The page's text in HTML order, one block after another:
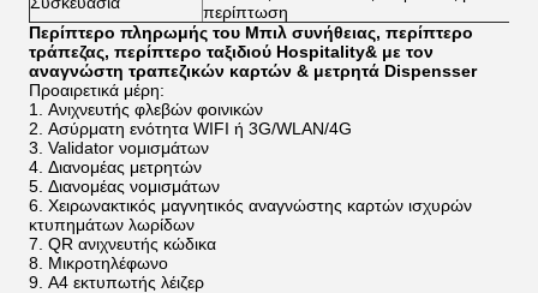
περίπτωση
Περίπτερο πληρωμής του Μπιλ συνήθειας, περίπτερο
τράπεζας, περίπτερο ταξιδιού Hospitality& με τον
αναγνώστη τραπεζικών καρτών & μετρητά Dispensser
Προαιρετικά μέρη:
Ανιχνευτής φλεβών φοινικών
Ασύρματη ενότητα WIFI ή 3G/WLAN/4G
Validator νομισμάτων
Διανομέας μετρητών
Διανομέας νομισμάτων
Χειρωνακτικός μαγνητικός αναγνώστης καρτών ισχυρών
κτυπημάτων λωρίδων
QR ανιχνευτής κώδικα
Μικροτηλέφωνο
A4 εκτυπωτής λέιζερ